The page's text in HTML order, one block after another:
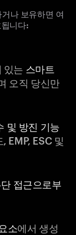
나 보유하면 여
니다:
있는 스마트
오직 당신만
및 방진 기능
EMP, ESC 및
접근으로부
소에서 생성